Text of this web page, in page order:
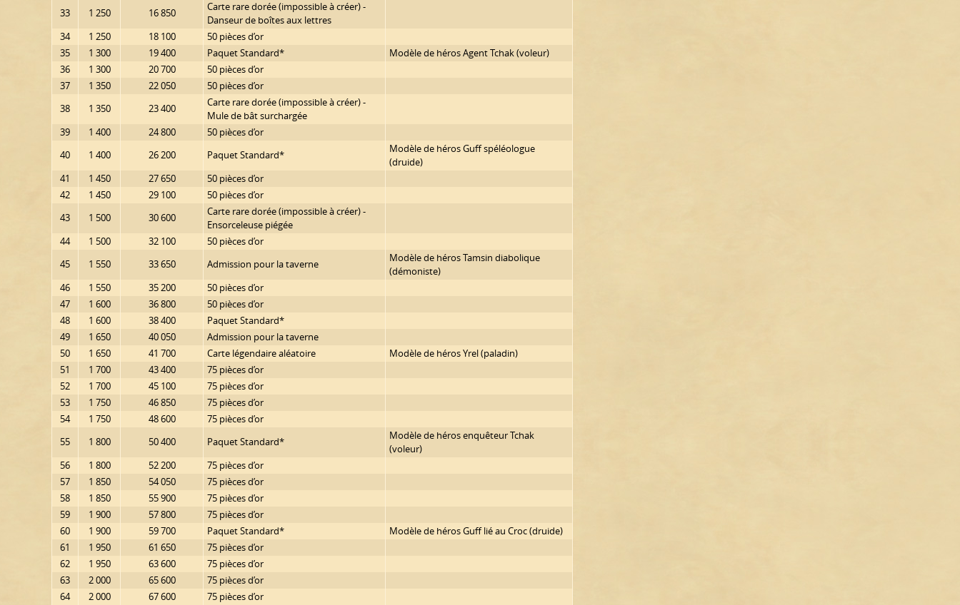
33
1 250 16 850
Carte rare dorée (impossible à créer) -
Danseur de boîtes aux lettres
34
1 250 18 100
50 pièces d’or
35
1 300 19 400 Paquet Standard*
Modèle de héros Agent Tchak (voleur)
36
1 300 20 700
50 pièces d’or
37
1 350 22 050
50 pièces d’or
38
1 350 23 400
Carte rare dorée (impossible à créer) -
Mule de bât surchargée
39
1 400 24 800
50 pièces d’or
40
1 400 26 200 Paquet Standard*
Modèle de héros Guff spéléologue
(druide)
41
1 450 27 650
50 pièces d’or
42
1 450 29 100
50 pièces d’or
43
1 500 30 600
Carte rare dorée (impossible à créer) -
Ensorceleuse piégée
44
1 500 32 100
50 pièces d’or
45
1 550 33 650 Admission pour la taverne
Modèle de héros Tamsin diabolique
(démoniste)
46
1 550 35 200
50 pièces d’or
47
1 600 36 800
50 pièces d’or
48
1 600 38 400
Paquet Standard*
49
1 650 40 050
Admission pour la taverne
50
1 650 41 700 Carte légendaire aléatoire
Modèle de héros Yrel (paladin)
51
1 700 43 400
75 pièces d’or
52
1 700 45 100
75 pièces d’or
53
1 750 46 850
75 pièces d’or
54
1 750 48 600
75 pièces d’or
55
1 800 50 400 Paquet Standard*
Modèle de héros enquêteur Tchak
(voleur)
56
1 800 52 200
75 pièces d’or
57
1 850 54 050
75 pièces d’or
58
1 850 55 900
75 pièces d’or
59
1 900 57 800
75 pièces d’or
60
1 900 59 700 Paquet Standard*
Modèle de héros Guff lié au Croc (druide)
61
1 950 61 650
75 pièces d’or
62
1 950 63 600
75 pièces d’or
63
2 000 65 600
75 pièces d’or
64
2 000 67 600 75 pièces d’or